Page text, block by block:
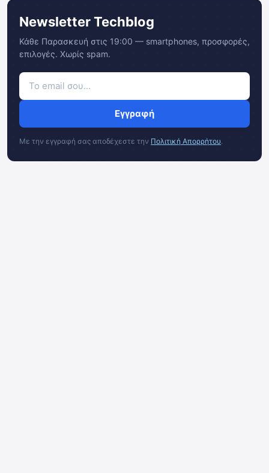
Newsletter Techblog
Κάθε Παρασκευή στις 19:00 — smartphones, προσφορές,
επιλογές. Χωρίς spam.
Εγγραφή
Με την εγγραφή σας αποδέχεστε την Πολιτική Απορρήτου.